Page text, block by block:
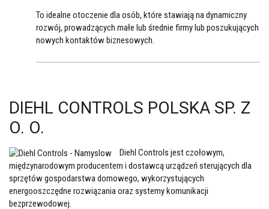
To idealne otoczenie dla osób, które stawiają na dynamiczny
rozwój, prowadzących małe lub średnie firmy lub poszukujących
nowych kontaktów biznesowych.
DIEHL CONTROLS POLSKA SP. Z
O. O.
Diehl Controls jest czołowym,
międzynarodowym producentem i dostawcą urządzeń sterujących dla
sprzętów gospodarstwa domowego, wykorzystujących
energooszczędne rozwiązania oraz systemy komunikacji
bezprzewodowej.